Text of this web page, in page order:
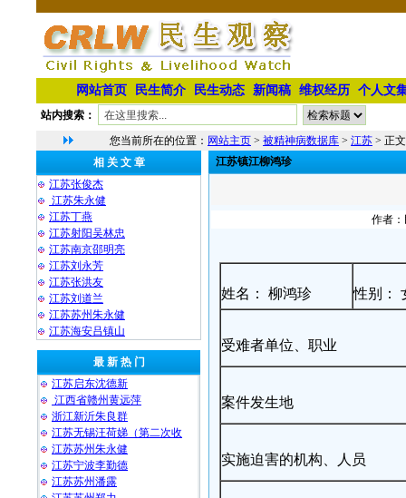
网站首页 民生简介 民生动态 新闻稿 维权经历 个人文
站内搜索：
您当前所在的位置： 网站主页 > 被精神病数据库 > 江苏 > 正文
相 关 文 章
江苏张俊杰
江苏朱永健
江苏丁燕
江苏射阳吴林忠
江苏南京邵明亮
江苏刘永芳
江苏张洪友
江苏刘道兰
江苏苏州朱永健
江苏海安吕镇山
最 新 热 门
江苏启东沈德新
江西省赣州黄远萍
浙江新沂朱良群
江苏无锡汪荷娣（第二次收
江苏苏州朱永健
江苏宁波李勤德
江苏苏州潘露
江苏镇江柳鸿珍
作者：
姓名： 柳鸿珍 性别：
受难者单位、职业
案件发生地
实施迫害的机构、人员